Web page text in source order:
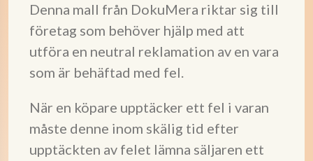
Denna mall från DokuMera riktar sig till
företag som behöver hjälp med att
utföra en neutral reklamation av en vara
som är behäftad med fel.
När en köpare upptäcker ett fel i varan
måste denne inom skälig tid efter
upptäckten av felet lämna säljaren ett